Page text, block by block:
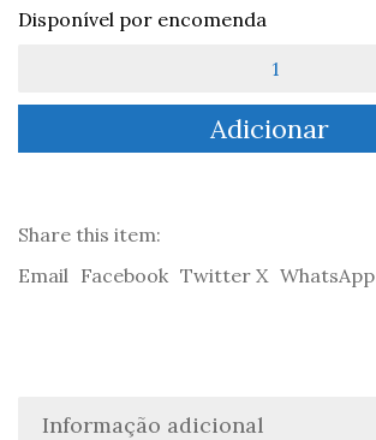
Disponível por encomenda
Kosovo
Raul
Adicionar
Share this item:
Email Facebook Twitter X WhatsApp
Informação adicional